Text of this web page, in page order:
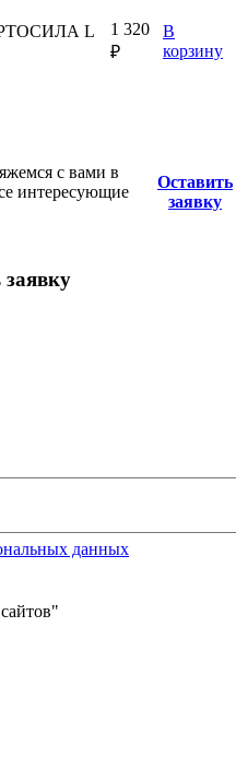
L
1 320
₽
В
корзину
с вами в
интересующие
Оставить
заявку
заявку
данных